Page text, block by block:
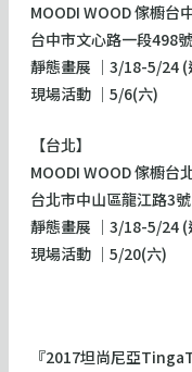
MOODI WOOD 傢櫥台
台中市文心路一段498號
靜態畫展 │3/18-5/24 (
現場活動 │5/6(六)
【台北】
MOODI WOOD 傢櫥台
台北市中山區龍江路3號
靜態畫展 │3/18-5/24 (
現場活動 │5/20(六)
『2017坦尚尼亞